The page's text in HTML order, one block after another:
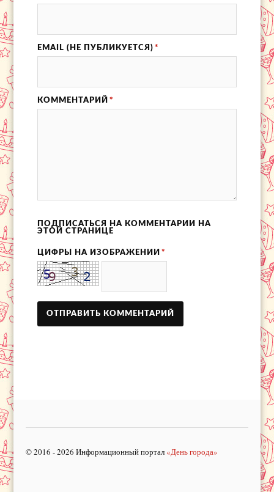
EMAIL (НЕ ПУБЛИКУЕТСЯ) *
КОММЕНТАРИЙ *
ПОДПИСАТЬСЯ НА КОММЕНТАРИИ НА
ЭТОЙ СТРАНИЦЕ
ЦИФРЫ НА ИЗОБРАЖЕНИИ *
© 2016 - 2026 Информационный портал «День города»